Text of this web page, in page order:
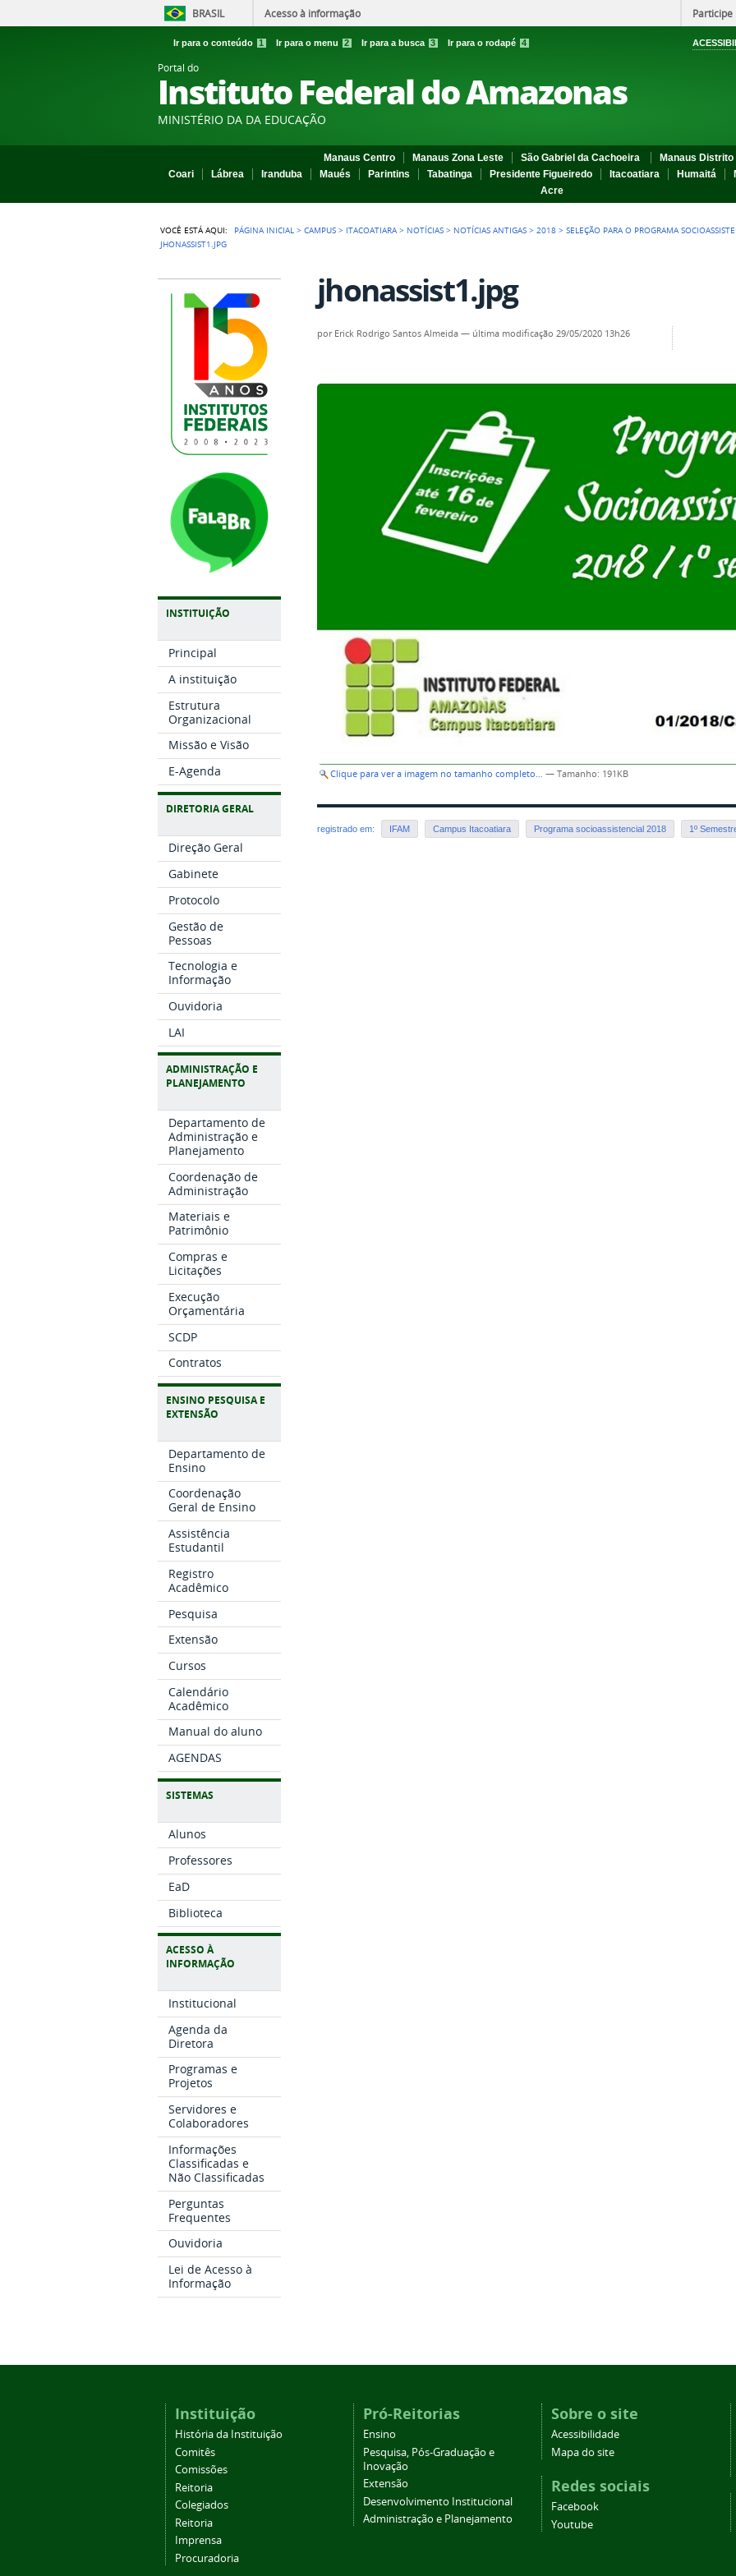
BRASIL Acesso à informação Participe
Ir para o conteúdo 1 Ir para o menu 2 Ir para a busca 3 Ir para o rodapé 4
Portal do
Instituto Federal do Amazonas
MINISTÉRIO DA DA EDUCAÇÃO
Manaus Centro Manaus Zona Leste São Gabriel da Cachoeira
Manaus
Coari
Lábrea Iranduba Maués Parintins Tabatinga Presidente Figueiredo Itacoatiara Humaitá
Acre
VOCÊ ESTÁ AQUI: PÁGINA INICIAL >CAMPUS > ITACOATIARA > NOTÍCIAS > NOTÍCIAS ANTIGAS >2018 >SELEÇÃO PARA O PROGRAMA
JHONASSIST1.JPG
INSTITUIÇÃO
Principal
A instituição
Estrutura
Organizacional
Missão e Visão
E-Agenda
DIRETORIA GERAL
Direção Geral
Gabinete
Protocolo
Gestão de
Pessoas
Tecnologia e
Informação
Ouvidoria
LAI
ADMINISTRAÇÃO E
PLANEJAMENTO
Departamento de
Administração e
Planejamento
Coordenação de
Administração
Materiais e
Patrimônio
Compras e
Licitações
Execução
Orçamentária
SCDP
Contratos
ENSINO PESQUISA E
EXTENSÃO
Departamento de
Ensino
Coordenação
Geral de Ensino
Assistência
Estudantil
Registro
Acadêmico
Pesquisa
Extensão
Cursos
Calendário
Acadêmico
Manual do aluno
AGENDAS
SISTEMAS
Alunos
Professores
EaD
Biblioteca
ACESSO À
INFORMAÇÃO
Institucional
Agenda da
Diretora
Programas e
Projetos
Servidores e
Colaboradores
Informações
Classificadas e
Não Classificadas
Perguntas
Frequentes
Ouvidoria
Lei de Acesso à
Informação
jhonassist1.jpg
por Erick Rodrigo Santos Almeida — última modificação 29/05/2020 13h26
Clique para ver a imagem no tamanho completo… —Tamanho: 191KB
registrado em: IFAM Campus Itacoatiara Programa socioassistencial 2018 1º
Instituição
História da Instituição
Comitês
Comissões
Reitoria
Colegiados
Reitoria
Imprensa
Procuradoria
Pró-Reitorias
Ensino
Pesquisa, Pós-Graduação e
Inovação
Extensão
Desenvolvimento Institucional
Administração e Planejamento
Sobre o site
Acessibilidade
Mapa do site
Redes sociais
Facebook
Youtube